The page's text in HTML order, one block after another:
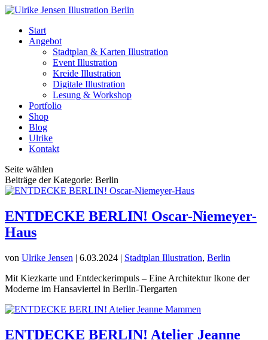
Start
Angebot
Stadtplan & Karten Illustration
Event Illustration
Kreide Illustration
Digitale Illustration
Lesung & Workshop
Portfolio
Shop
Blog
Ulrike
Kontakt
Seite wählen
Beiträge der Kategorie: Berlin
ENTDECKE BERLIN! Oscar-Niemeyer-
Haus
von Ulrike Jensen | 6.03.2024 | Stadtplan Illustration, Berlin
Mit Kiezkarte und Entdeckerimpuls – Eine Architektur Ikone der
Moderne im Hansaviertel in Berlin-Tiergarten
ENTDECKE BERLIN! Atelier Jeanne